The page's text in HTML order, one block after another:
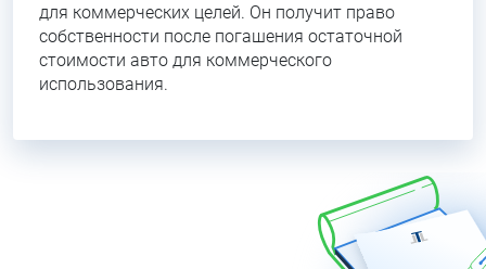
для коммерческих целей. Он получит право
собственности после погашения остаточной
стоимости авто для коммерческого
использования.